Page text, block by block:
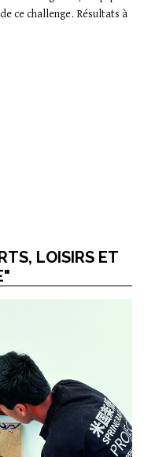
ce challenge. Résultats à
LOISIRS ET